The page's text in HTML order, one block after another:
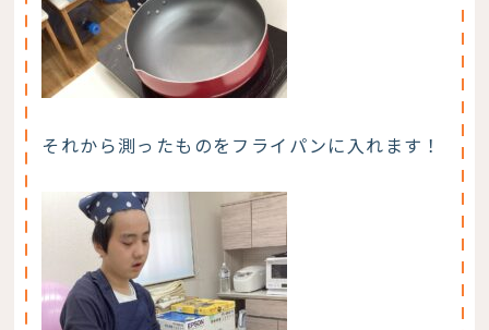
それから測ったものをフライパンに入れます！